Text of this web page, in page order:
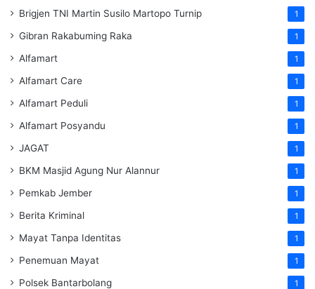
Brigjen TNI Martin Susilo Martopo Turnip 1
Gibran Rakabuming Raka 1
Alfamart 1
Alfamart Care 1
Alfamart Peduli 1
Alfamart Posyandu 1
JAGAT 1
BKM Masjid Agung Nur Alannur 1
Pemkab Jember 1
Berita Kriminal 1
Mayat Tanpa Identitas 1
Penemuan Mayat 1
Polsek Bantarbolang 1